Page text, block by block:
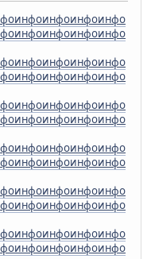
инфоинфоинфоинфо
инфоинфоинфоинфо
инфоинфоинфоинфо
инфоинфоинфоинфо
инфоинфоинфоинфо
инфоинфоинфоинфо
инфоинфоинфоинфо
инфоинфоинфоинфо
инфоинфоинфоинфо
инфоинфоинфоинфо
инфоинфоинфоинфо
инфоинфоинфоинфо